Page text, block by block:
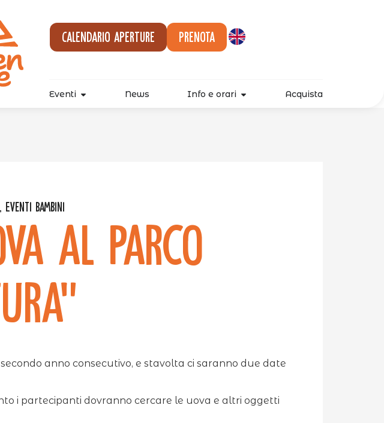
Calendario aperture Prenota
Eventi News Info e orari Acquista
Eventi Bambini
al parco
anno consecutivo, e stavolta ci saranno due date
i partecipanti dovranno cercare le uova e altri oggetti